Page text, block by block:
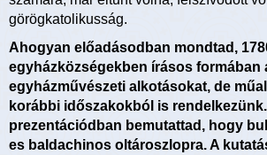
görögkatolikusság.
Ahogyan előadásodban mondtad,
egyházközségekben írásos formában
egyházművészeti alkotásokat, de
korábbi időszakokból is
prezentációdban bemutattad, hogy
es baldachinos oltároszlopra. A